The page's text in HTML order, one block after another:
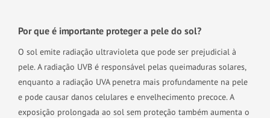
Por que é importante proteger a pele do sol?
O sol emite radiação ultravioleta que pode ser prejudicial à
pele. A radiação UVB é responsável pelas queimaduras solares,
enquanto a radiação UVA penetra mais profundamente na pele
e pode causar danos celulares e envelhecimento precoce. A
exposição prolongada ao sol sem proteção também aumenta o